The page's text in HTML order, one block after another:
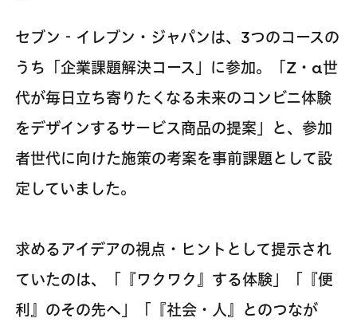
セブン‐イレブン・ジャパンは、3つのコースの
うち「企業課題解決コース」に参加。「Z・α世
代が毎日立ち寄りたくなる未来のコンビニ体験
をデザインするサービス商品の提案」と、参加
者世代に向けた施策の考案を事前課題として設
定していました。
求めるアイデアの視点・ヒントとして提示され
ていたのは、「『ワクワク』する体験」「『便
利』のその先へ」「『社会・人』とのつなが